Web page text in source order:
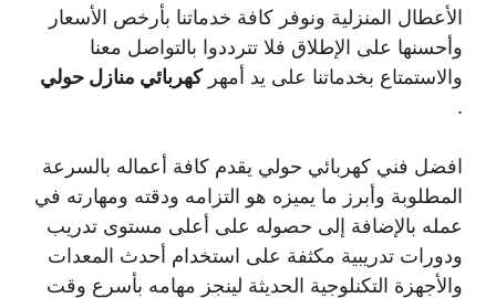
الأعطال المنزلية ونوفر كافة خدماتنا بأرخص الأسعار
وأحسنها على الإطلاق فلا تترددوا بالتواصل معنا
والاستمتاع بخدماتنا على يد أمهركهربائي منازل حولي
.
افضل فني كهربائي حولي يقدم كافة أعماله بالسرعة
المطلوبة وأبرز ما يميزه هو التزامه ودقته ومهارته في
عمله بالإضافة إلى حصوله على أعلى مستوى تدريب
ودورات تدريبية مكثفة على استخدام أحدث المعدات
والأجهزة التكنلوجية الحديثة لينجز مهامه بأسرع وقت